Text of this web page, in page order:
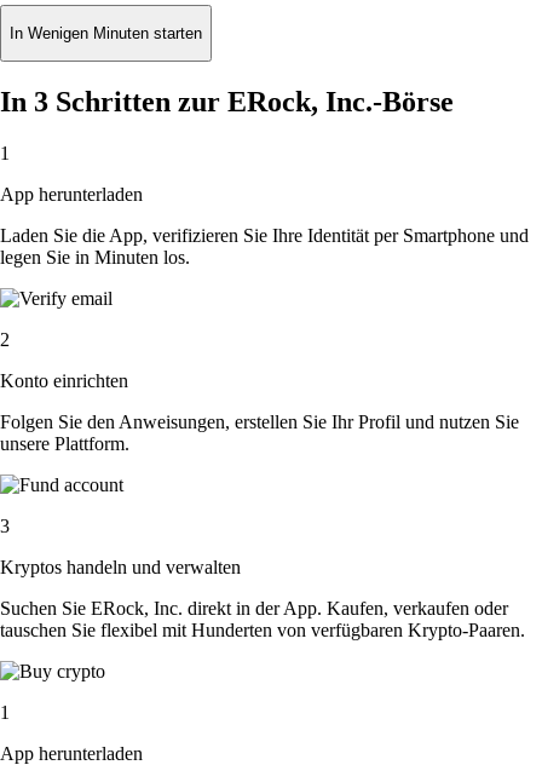
In Wenigen Minuten starten
In 3 Schritten zur ERock, Inc.-Börse
1
App herunterladen
Laden Sie die App, verifizieren Sie Ihre Identität per Smartphone und
legen Sie in Minuten los.
2
Konto einrichten
Folgen Sie den Anweisungen, erstellen Sie Ihr Profil und nutzen Sie
unsere Plattform.
3
Kryptos handeln und verwalten
Suchen Sie ERock, Inc. direkt in der App. Kaufen, verkaufen oder
tauschen Sie flexibel mit Hunderten von verfügbaren Krypto-Paaren.
1
App herunterladen